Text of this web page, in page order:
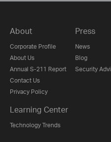
About
Corporate Profile
About Us
Annual S-211 Report
Contact Us
Privacy Policy
Press
News
Blog
Security
Learning Center
Technology Trends